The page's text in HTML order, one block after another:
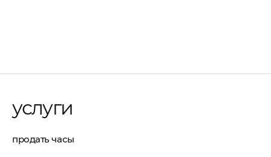
услуги
продать часы